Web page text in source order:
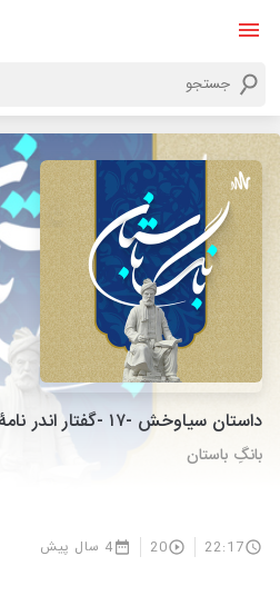
داستان سیاوخش -۱۷ -گفتار اندر نامۀ افراسیاب به سیاوَخش
بانگِ باستان
22:17
20 4 سال پیش